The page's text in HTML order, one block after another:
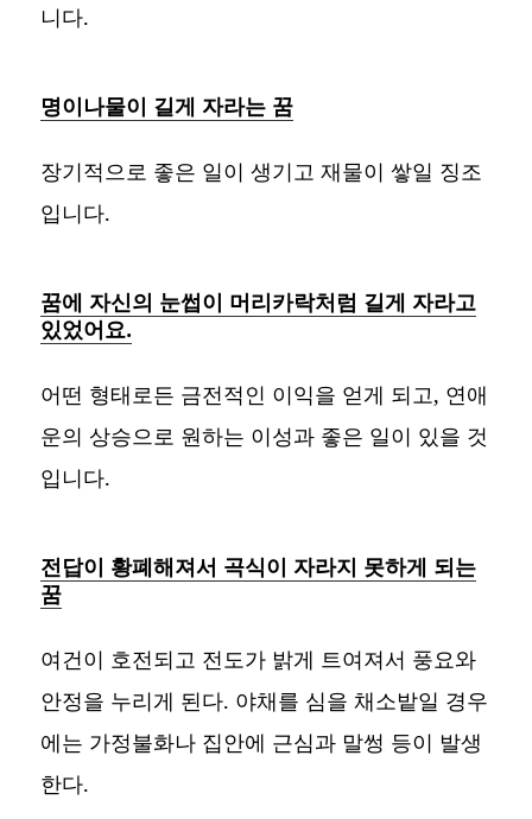
니다.
명이나물이 길게 자라는 꿈
장기적으로 좋은 일이 생기고 재물이 쌓일 징조
입니다.
꿈에 자신의 눈썹이 머리카락처럼 길게 자라고
있었어요.
어떤 형태로든 금전적인 이익을 얻게 되고, 연애
운의 상승으로 원하는 이성과 좋은 일이 있을 것
입니다.
전답이 황폐해져서 곡식이 자라지 못하게 되는
꿈
여건이 호전되고 전도가 밝게 트여져서 풍요와
안정을 누리게 된다. 야채를 심을 채소밭일 경우
에는 가정불화나 집안에 근심과 말썽 등이 발생
한다.